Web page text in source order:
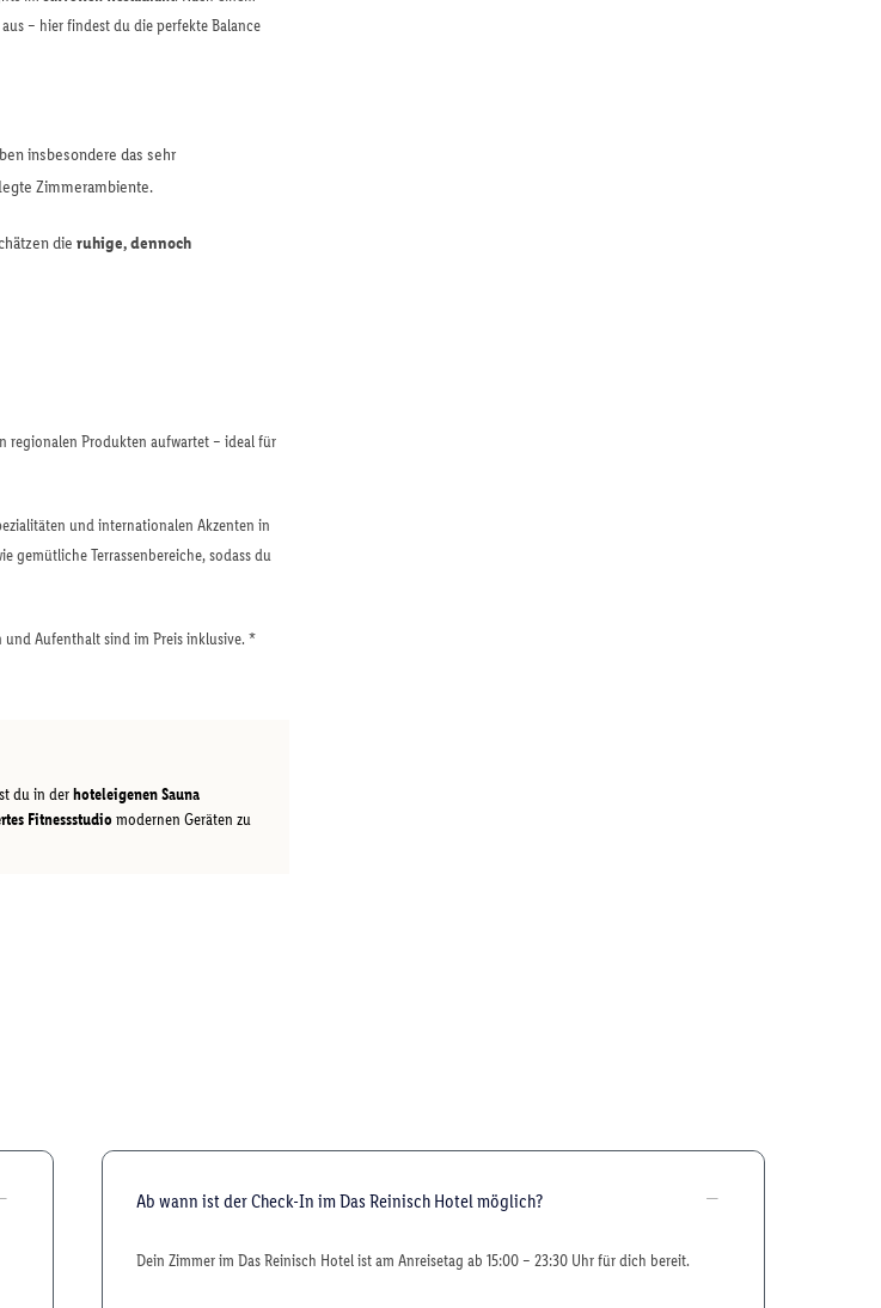
– hier findest du die perfekte Balance
insbesondere das sehr
Zimmerambiente.
die ruhige, dennoch
regionalen Produkten aufwartet – ideal für
und internationalen Akzenten in
gemütliche Terrassenbereiche, sodass du
und Aufenthalt sind im Preis inklusive. *
du in derhoteleigenen Sauna
Fitnessstudiomodernen Geräten zu
Ab wann ist der Check-In im Das Reinisch Hotel möglich?
Dein Zimmer im Das Reinisch Hotel ist am Anreisetag ab 15:00 – 23:30 Uhr für dich bereit.